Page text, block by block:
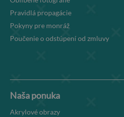
Pravidlá propagácie
Pokyny pre monráž
Poučenie o odstúpení od zmluvy
Naša ponuka
Akrylové obrazy